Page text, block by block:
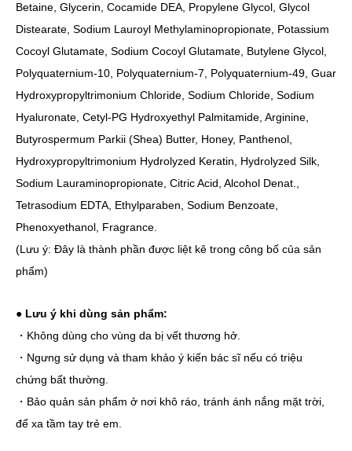
Betaine, Glycerin, Cocamide DEA, Propylene Glycol, Glycol
Distearate, Sodium Lauroyl Methylaminopropionate, Potassium
Cocoyl Glutamate, Sodium Cocoyl Glutamate, Butylene Glycol,
Polyquaternium-10, Polyquaternium-7, Polyquaternium-49, Guar
Hydroxypropyltrimonium Chloride, Sodium Chloride, Sodium
Hyaluronate, Cetyl-PG Hydroxyethyl Palmitamide, Arginine,
Butyrospermum Parkii (Shea) Butter, Honey, Panthenol,
Hydroxypropyltrimonium Hydrolyzed Keratin, Hydrolyzed Silk,
Sodium Lauraminopropionate, Citric Acid, Alcohol Denat.,
Tetrasodium EDTA, Ethylparaben, Sodium Benzoate,
Phenoxyethanol, Fragrance.
(Lưu ý: Đây là thành phần được liệt kê trong công bố của sản
phẩm)
● Lưu ý khi dùng sản phẩm:
・Không dùng cho vùng da bị vết thương hở.
・Ngưng sử dụng và tham khảo ý kiến bác sĩ nếu có triệu
chứng bất thường.
・Bảo quản sản phẩm ở nơi khô ráo, tránh ánh nắng mặt trời,
để xa tầm tay trẻ em.